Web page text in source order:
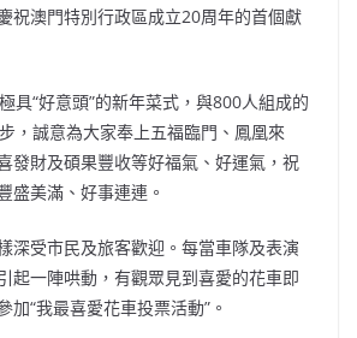
祝澳門特別行政區成立20周年的首個獻
具“好意頭”的新年菜式，與800人組成的
，誠意為大家奉上五福臨門、鳳凰來
發財及碩果豐收等好福氣、好運氣，祝
盛美滿、好事連連。
深受市民及旅客歡迎。每當車隊及表演
起一陣哄動，有觀眾見到喜愛的花車即
加“我最喜愛花車投票活動”。